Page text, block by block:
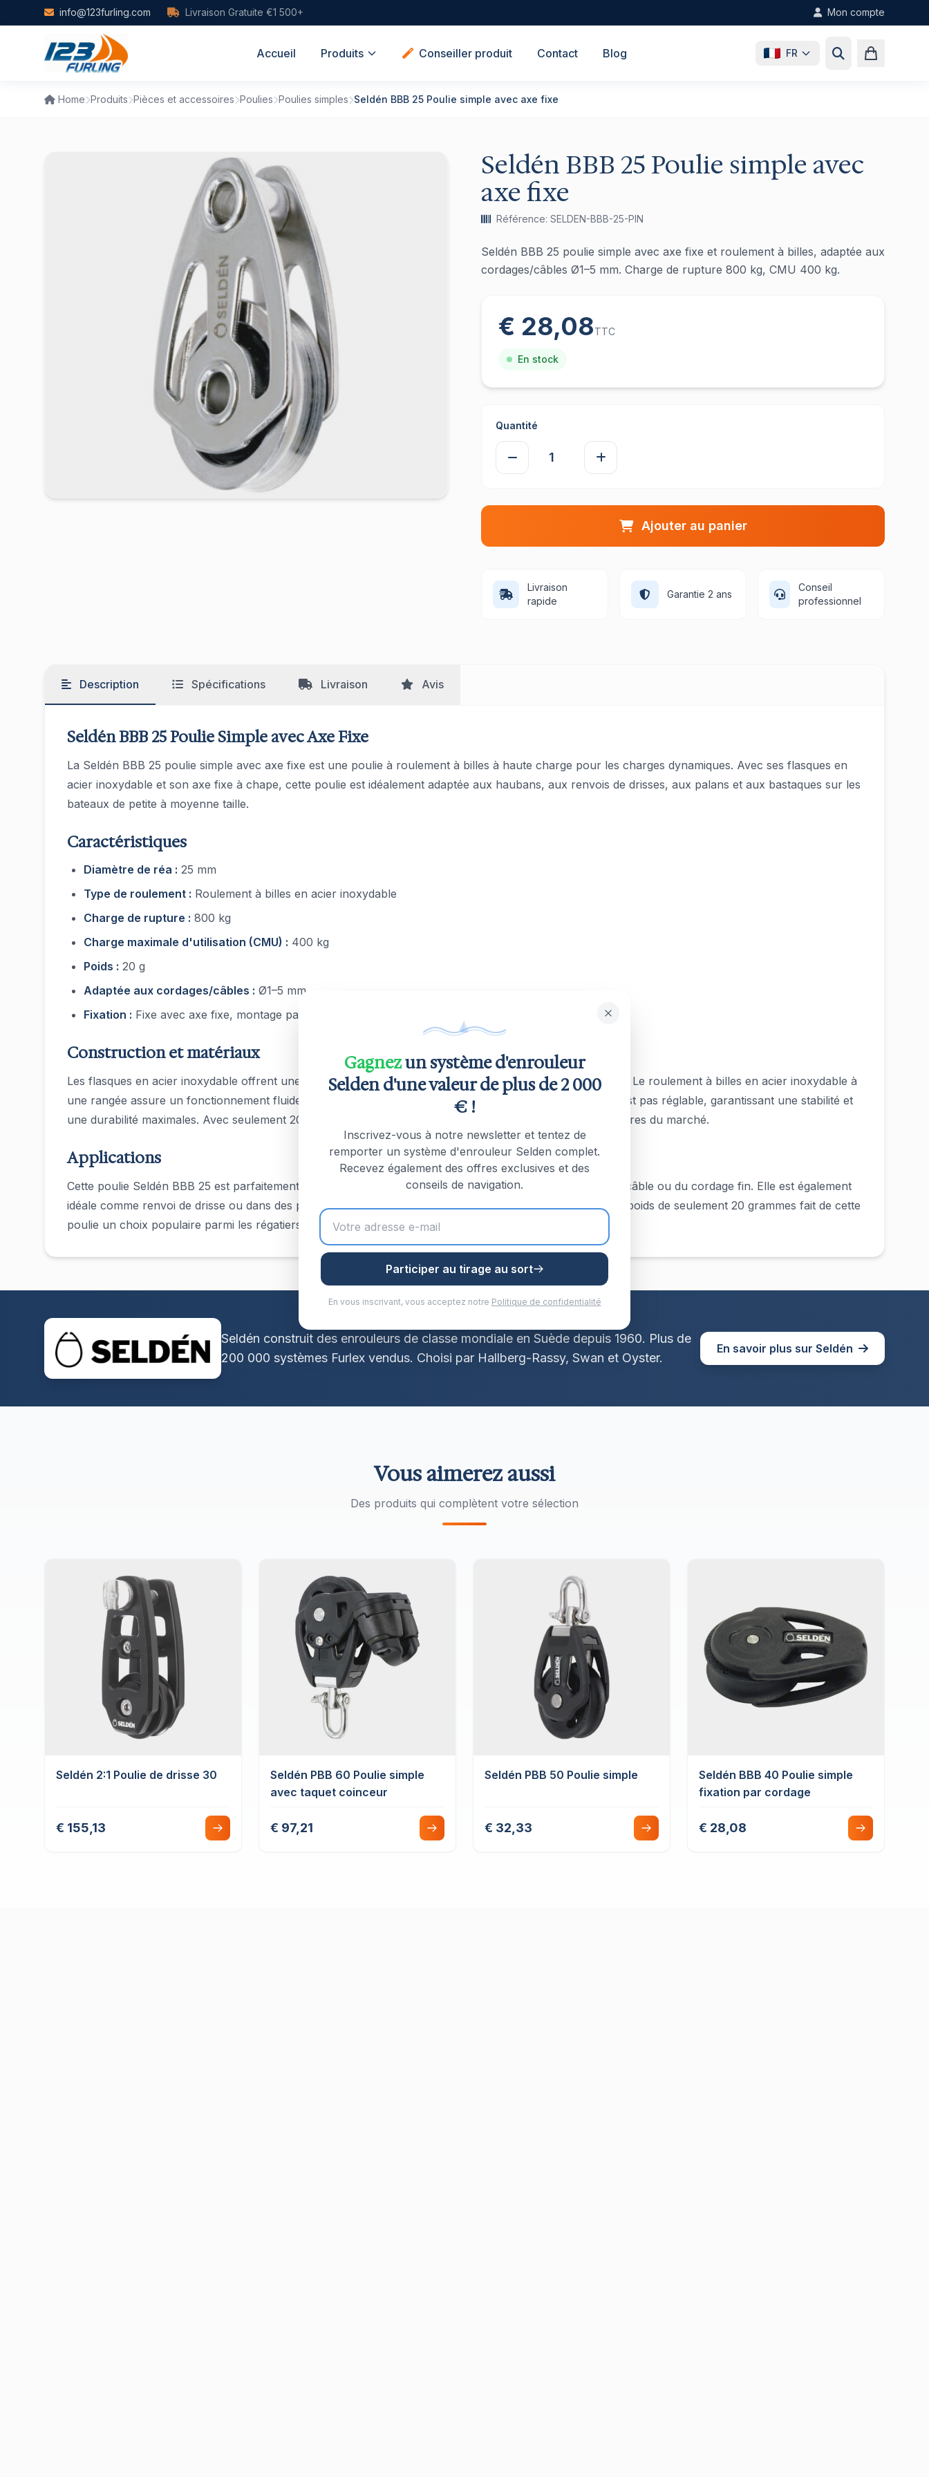
Skip to main content
info@123furling.com Livraison Gratuite €1 500+ Mon compte
Accueil Produits Conseiller produit Contact Blog FR
Home Produits Pièces et accessoires Poulies Poulies simples Seldén BBB 25 Poulie simple avec axe fixe
Seldén BBB 25 Poulie simple avec
axe fixe
Référence: SELDEN-BBB-25-PIN
Seldén BBB 25 poulie simple avec axe fixe et roulement à billes, adaptée aux
cordages/câbles Ø1–5 mm. Charge de rupture 800 kg, CMU 400 kg.
€ 28,08TTC
En stock
Quantité
Ajouter au panier
Livraison
rapide
Garantie 2 ans
Conseil
professionnel
Description Spécifications Livraison Avis
Seldén BBB 25 Poulie Simple avec Axe Fixe
La Seldén BBB 25 poulie simple avec axe fixe est une poulie à roulement à billes à haute charge pour les charges dynamiques. Avec ses flasques en
acier inoxydable et son axe fixe à chape, cette poulie est idéalement adaptée aux haubans, aux renvois de drisses, aux palans et aux bastaques sur les
bateaux de petite à moyenne taille.
Caractéristiques
Diamètre de réa : 25 mm
Type de roulement : Roulement à billes en acier inoxydable
Charge de rupture : 800 kg
Charge maximale d'utilisation (CMU) : 400 kg
Poids : 20 g
Adaptée aux cordages/câbles : Ø1–5 mm
Fixation : Fixe avec axe fixe, montage par cordage
Construction et matériaux
Les flasques en acier inoxydable offrent une haute résistance et une rigidité dans un format ultra-compact. Le roulement à billes en acier inoxydable à
une rangée assure un fonctionnement fluide sous des charges dynamiques élevées. L'axe fixe à chape n'est pas réglable, garantissant une stabilité et
une durabilité maximales. Avec seulement 20 grammes, c'est l'une des poulies à haute charge les plus légères du marché.
Applications
Cette poulie Seldén BBB 25 est parfaitement adaptée aux haubans et aux bastaques, où elle passe sur du câble ou du cordage fin. Elle est également
idéale comme renvoi de drisse ou dans des palans légers. La charge de rupture élevée de 800 kg pour un poids de seulement 20 grammes fait de cette
poulie un choix populaire parmi les régatiers qui comptent chaque gramme.
Seldén construit des enrouleurs de classe mondiale en Suède depuis 1960. Plus de
200 000 systèmes Furlex vendus. Choisi par Hallberg-Rassy, Swan et Oyster.
En savoir plus sur Seldén
Vous aimerez aussi
Des produits qui complètent votre sélection
Seldén 2:1 Poulie de drisse 30
€ 155,13
Seldén PBB 60 Poulie simple
avec taquet coinceur
€ 97,21
Seldén PBB 50 Poulie simple
€ 32,33
Seldén BBB 40 Poulie simple
fixation par cordage
€ 28,08
Gagnezun système d'enrouleur
Selden d'une valeur de plus de 2 000
€ !
Inscrivez-vous à notre newsletter et tentez de
remporter un système d'enrouleur Selden complet.
Recevez également des offres exclusives et des
conseils de navigation.
Participer au tirage au sort
En vous inscrivant, vous acceptez notre Politique de confidentialité